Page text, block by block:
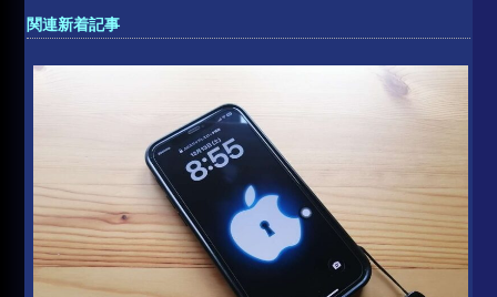
関連新着記事